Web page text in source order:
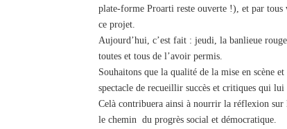
plate-forme Proarti reste ouverte !), et par tous
ce projet.
Aujourd’hui, c’est fait : jeudi, la banlieue
toutes et tous de l’avoir permis.
Souhaitons que la qualité de la mise en scène
spectacle de recueillir succès et critiques qui lui
Celà contribuera ainsi à nourrir la réflexion
le chemin du progrès social et démocratique.